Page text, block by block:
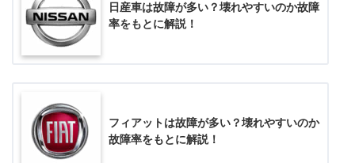
日産車は故障が多い？壊れやすいのか故障
率をもとに解説！
フィアットは故障が多い？壊れやすいのか
故障率をもとに解説！